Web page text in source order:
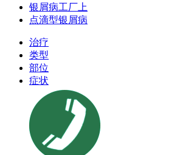
银屑病工厂上
点滴型银屑病
治疗
类型
部位
症状